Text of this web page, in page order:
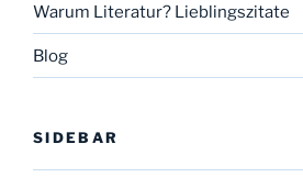
Warum Literatur? Lieblingszitate
Blog
SIDEBAR